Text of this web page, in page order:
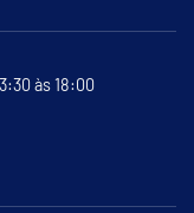
às 18:00